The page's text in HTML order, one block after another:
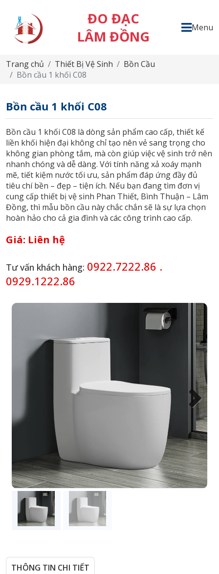
ĐO ĐẠC
LÂM ĐỒNG
Menu
Trang chủ Thiết Bị Vệ Sinh
Bồn Cầu
Bồn cầu 1 khối C08
Bồn cầu 1 khối C08
Bồn cầu 1 khối C08 là dòng sản phẩm cao cấp, thiết kế
liền khối hiện đại không chỉ tạo nên vẻ sang trọng cho
không gian phòng tắm, mà còn giúp việc vệ sinh trở nên
nhanh chóng và dễ dàng. Với tính năng xả xoáy mạnh
mẽ, tiết kiệm nước tối ưu, sản phẩm đáp ứng đầy đủ
tiêu chí bền – đẹp – tiện ích. Nếu bạn đang tìm đơn vị
cung cấp thiết bị vệ sinh Phan Thiết, Bình Thuận – Lâm
Đồng, thì mẫu bồn cầu này chắc chắn sẽ là sự lựa chọn
hoàn hảo cho cả gia đình và các công trình cao cấp.
Giá: Liên hệ
Tư vấn khách hàng: 0922.7222.86 .
0929.1222.86
Next
THÔNG TIN CHI TIẾT